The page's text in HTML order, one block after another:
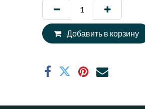
Добавить в корзину